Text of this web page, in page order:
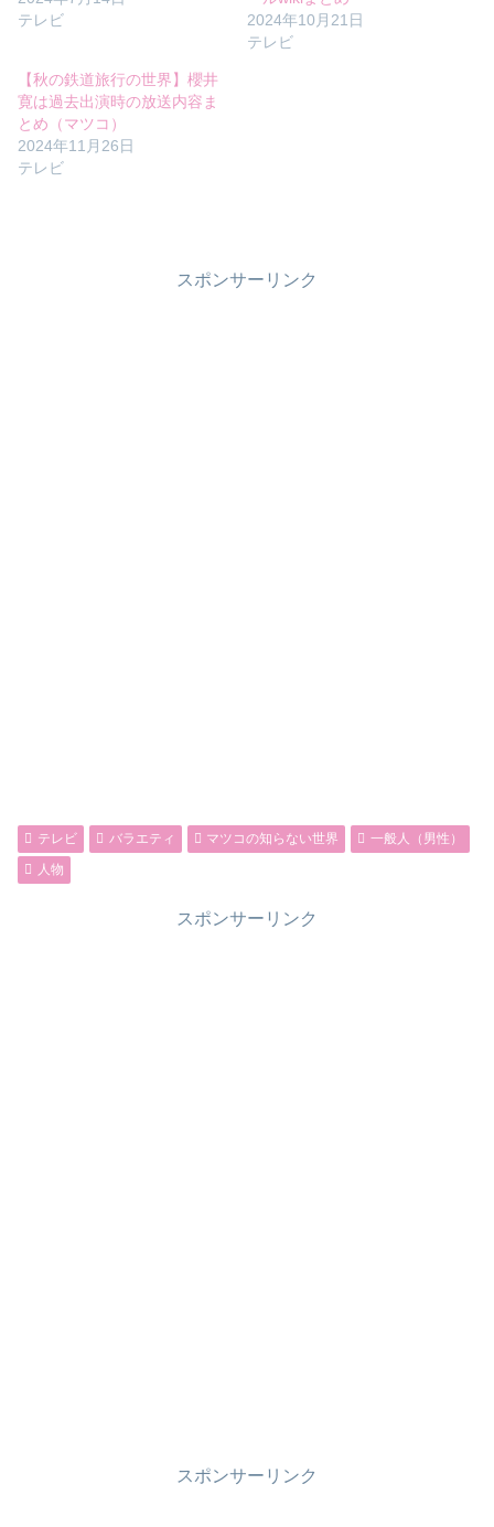
テレビ
2024年10月21日
テレビ
【秋の鉄道旅行の世界】櫻井
寛は過去出演時の放送内容ま
とめ（マツコ）
2024年11月26日
テレビ
スポンサーリンク
テレビ バラエティ マツコの知らない世界
一般人（男性）
人物
スポンサーリンク
スポンサーリンク